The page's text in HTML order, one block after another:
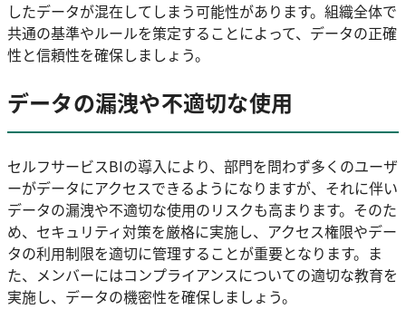
したデータが混在してしまう可能性があります。組織全体で
共通の基準やルールを策定することによって、データの正確
性と信頼性を確保しましょう。
データの漏洩や不適切な使用
セルフサービスBIの導入により、部門を問わず多くのユーザ
ーがデータにアクセスできるようになりますが、それに伴い
データの漏洩や不適切な使用のリスクも高まります。そのた
め、セキュリティ対策を厳格に実施し、アクセス権限やデー
タの利用制限を適切に管理することが重要となります。ま
た、メンバーにはコンプライアンスについての適切な教育を
実施し、データの機密性を確保しましょう。